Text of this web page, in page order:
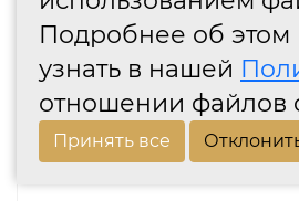
Подробнее об
узнать в нашей
отношении файлов
Принять все